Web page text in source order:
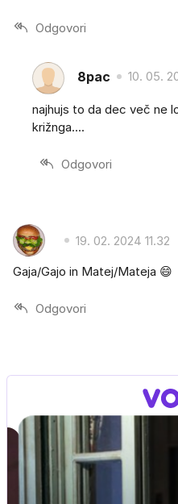
Odgovori
8pac 10. 05.
najhujs to da dec več ne
križnga....
Odgovori
19. 02. 2024 11.32
Gaja/Gajo in Matej/Mateja 😄
Odgovori